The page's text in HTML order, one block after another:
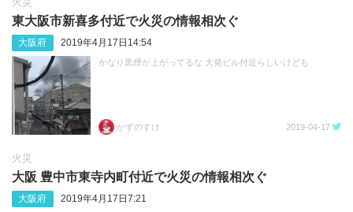
東大阪市新喜多付近で火災の情報相次ぐ
大阪府 2019年4月17日14:54
かなり黒煙が上がってるな 大発ビル付近らしいけども
かずのすけ 2019-04-17
火災
大阪 豊中市東寺内町付近で火災の情報相次ぐ
大阪府 2019年4月17日7:21